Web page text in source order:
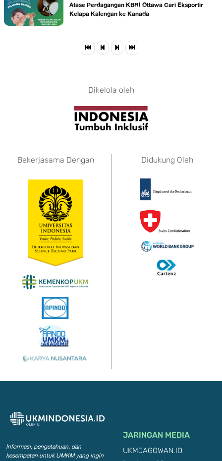
Atase Perdagangan KBRI Ottawa Cari Eksportir
Kelapa Kalengan ke Kanada
Dikelola oleh
Bekerjasama Dengan Didukung Oleh
Informasi, pengetahuan, dan
kesempatan untuk UMKM yang ingin
JARINGAN MEDIA
UKMJAGOWAN.ID